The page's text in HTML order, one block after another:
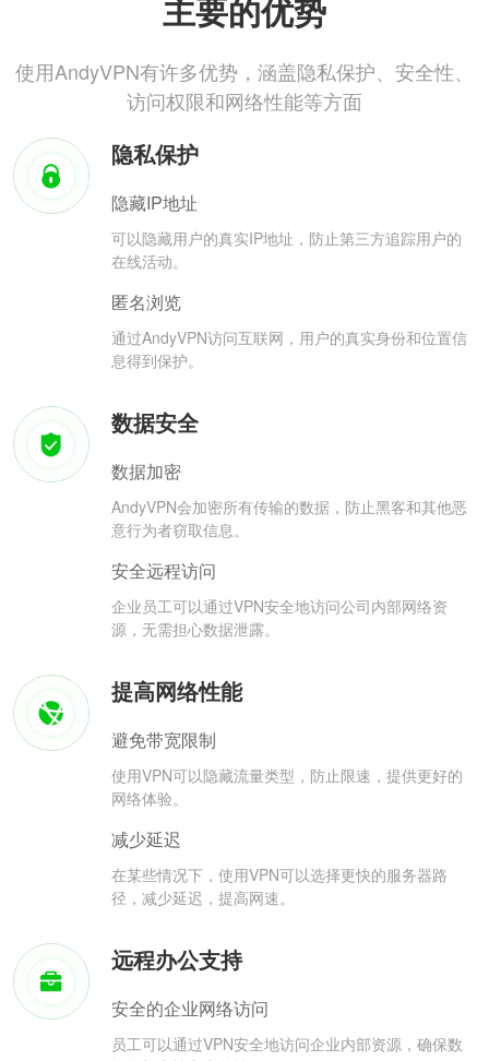
主要的优势
使用AndyVPN有许多优势，涵盖隐私保护、安全性、
访问权限和网络性能等方面
隐私保护
隐藏IP地址
可以隐藏用户的真实IP地址，防止第三方追踪用户的
在线活动。
匿名浏览
通过AndyVPN访问互联网，用户的真实身份和位置信
息得到保护。
数据安全
数据加密
AndyVPN会加密所有传输的数据，防止黑客和其他恶
意行为者窃取信息。
安全远程访问
企业员工可以通过VPN安全地访问公司内部网络资
源，无需担心数据泄露。
提高网络性能
避免带宽限制
使用VPN可以隐藏流量类型，防止限速，提供更好的
网络体验。
减少延迟
在某些情况下，使用VPN可以选择更快的服务器路
径，减少延迟，提高网速。
远程办公支持
安全的企业网络访问
员工可以通过VPN安全地访问企业内部资源，确保数